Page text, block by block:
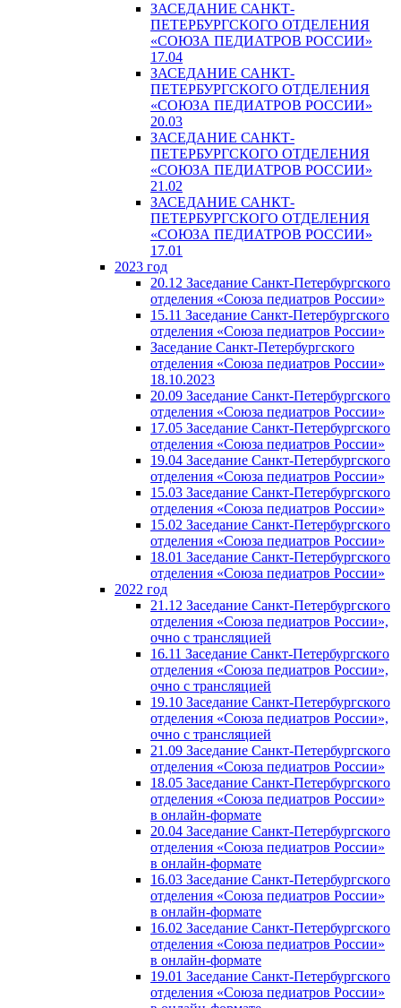
ЗАСЕДАНИЕ САНКТ-
ПЕТЕРБУРГСКОГО ОТДЕЛЕНИЯ
«СОЮЗА ПЕДИАТРОВ РОССИИ»
17.04
ЗАСЕДАНИЕ САНКТ-
ПЕТЕРБУРГСКОГО ОТДЕЛЕНИЯ
«СОЮЗА ПЕДИАТРОВ РОССИИ»
20.03
ЗАСЕДАНИЕ САНКТ-
ПЕТЕРБУРГСКОГО ОТДЕЛЕНИЯ
«СОЮЗА ПЕДИАТРОВ РОССИИ»
21.02
ЗАСЕДАНИЕ САНКТ-
ПЕТЕРБУРГСКОГО ОТДЕЛЕНИЯ
«СОЮЗА ПЕДИАТРОВ РОССИИ»
17.01
2023 год
20.12 Заседание Санкт-Петербургского
отделения «Союза педиатров России»
15.11 Заседание Санкт-Петербургского
отделения «Союза педиатров России»
Заседание Санкт-Петербургского
отделения «Союза педиатров России»
18.10.2023
20.09 Заседание Санкт-Петербургского
отделения «Союза педиатров России»
17.05 Заседание Санкт-Петербургского
отделения «Союза педиатров России»
19.04 Заседание Санкт-Петербургского
отделения «Союза педиатров России»
15.03 Заседание Санкт-Петербургского
отделения «Союза педиатров России»
15.02 Заседание Санкт-Петербургского
отделения «Союза педиатров России»
18.01 Заседание Санкт-Петербургского
отделения «Союза педиатров России»
2022 год
21.12 Заседание Санкт-Петербургского
отделения «Союза педиатров России»,
очно с трансляцией
16.11 Заседание Санкт-Петербургского
отделения «Союза педиатров России»,
очно с трансляцией
19.10 Заседание Санкт-Петербургского
отделения «Союза педиатров России»,
очно с трансляцией
21.09 Заседание Санкт-Петербургского
отделения «Союза педиатров России»
18.05 Заседание Санкт-Петербургского
отделения «Союза педиатров России»
в онлайн-формате
20.04 Заседание Санкт-Петербургского
отделения «Союза педиатров России»
в онлайн-формате
16.03 Заседание Санкт-Петербургского
отделения «Союза педиатров России»
в онлайн-формате
16.02 Заседание Санкт-Петербургского
отделения «Союза педиатров России»
в онлайн-формате
19.01 Заседание Санкт-Петербургского
отделения «Союза педиатров России»